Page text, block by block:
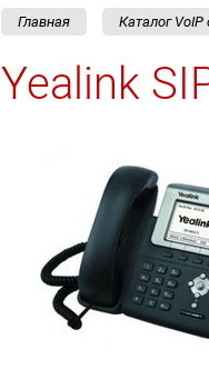
Главная Каталог
Yealink